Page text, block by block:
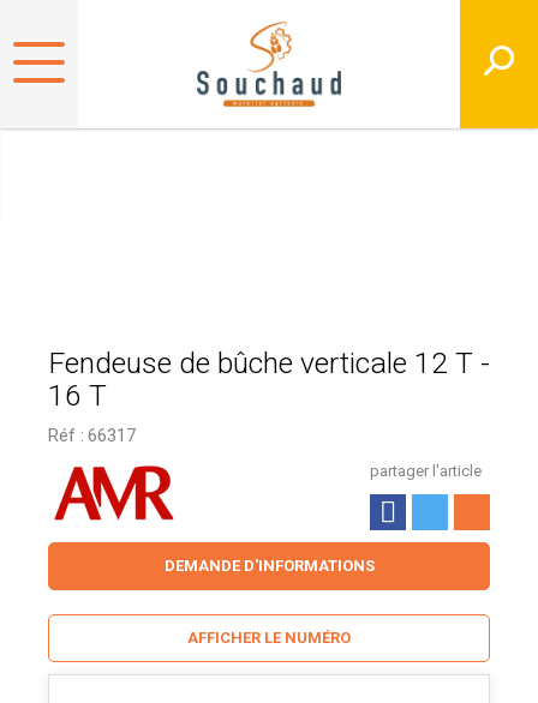
Fendeuse de bûche verticale 12 T -
16 T
Réf : 66317
partager l'article
DEMANDE D'INFORMATIONS
AFFICHER LE NUMÉRO